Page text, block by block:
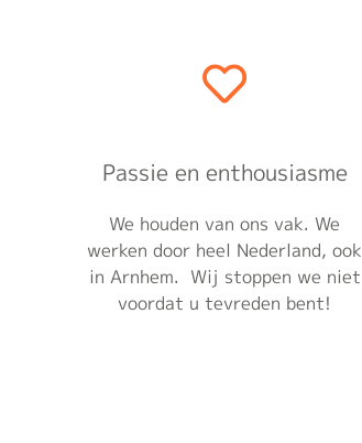
Passie en enthousiasme
We houden van ons vak. We
werken door heel Nederland, ook
in Arnhem. Wij stoppen we niet
voordat u tevreden bent!